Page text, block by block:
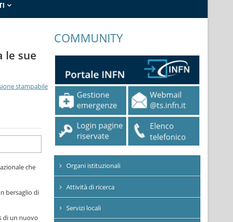
le sue
stampabile
che
bersaglio di
di un nuovo
COMMUNITY
Organi istituzionali
Attività di ricerca
Servizi locali